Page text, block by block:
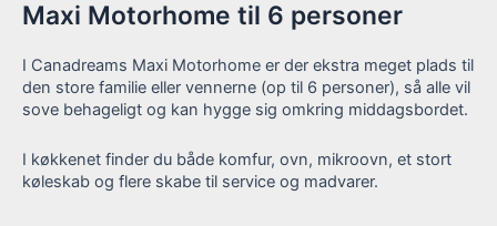
Maxi Motorhome til 6 personer
I Canadreams Maxi Motorhome er der ekstra meget plads til
den store familie eller vennerne (op til 6 personer), så alle vil
sove behageligt og kan hygge sig omkring middagsbordet.
I køkkenet finder du både komfur, ovn, mikroovn, et stort
køleskab og flere skabe til service og madvarer.